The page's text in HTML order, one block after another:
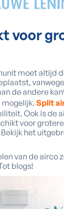
voor
moet altijd
de andere
Split
Ook is de
voor
het
van de airco
blogs!